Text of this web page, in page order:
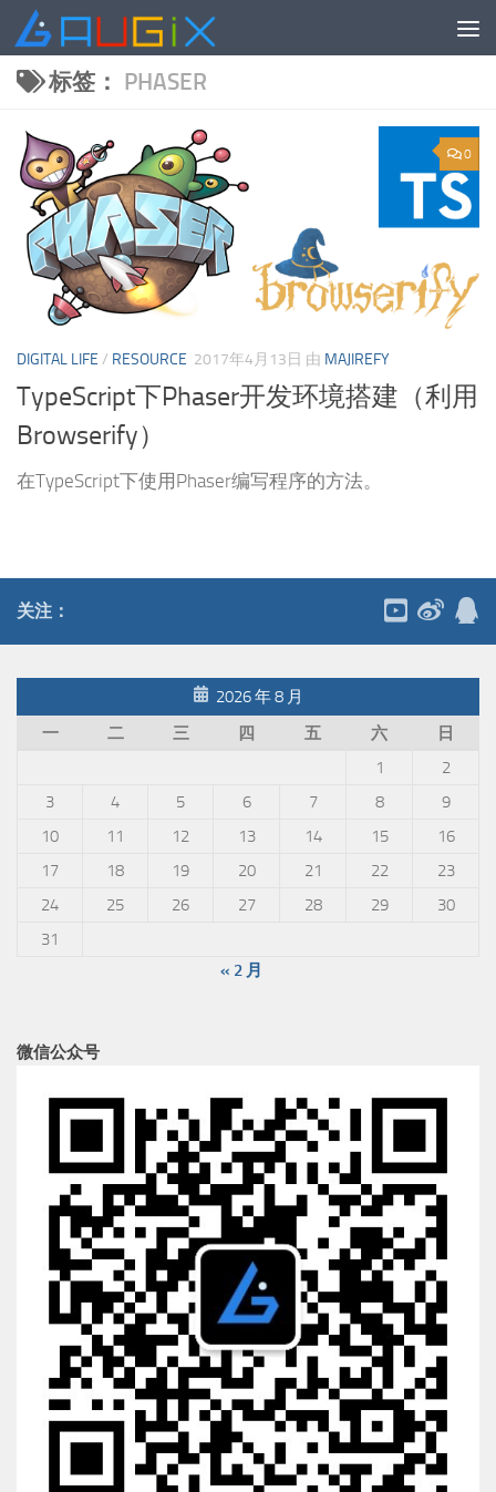
跳至内容
标签： PHASER
0
DIGITAL LIFE / RESOURCE 2017年4月13日 由 MAJIREFY
TypeScript下Phaser开发环境搭建（利用
Browserify）
在TypeScript下使用Phaser编写程序的方法。
关注：
2026 年 8 月
一
二 三 四 五 六
日
1
2
3
4 5 6 7 8
9
10
11 12 13 14 15
16
17
18 19 20 21 22
23
24
25 26 27 28 29
30
31
« 2 月
微信公众号